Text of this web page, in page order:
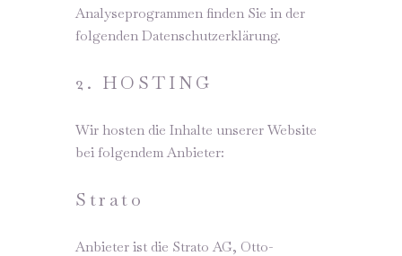
Analyseprogrammen finden Sie in der
folgenden Datenschutzerklärung.
2. HOSTING
Wir hosten die Inhalte unserer Website
bei folgendem Anbieter:
Strato
Anbieter ist die Strato AG, Otto-